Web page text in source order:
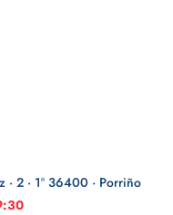
2 · 1º 36400 · Porriño